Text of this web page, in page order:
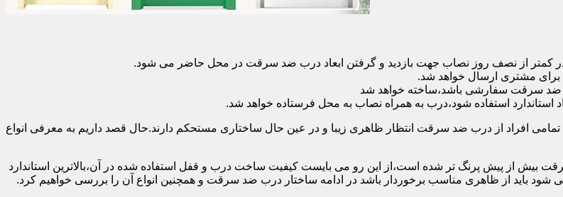
کمتر از نصف روز نصاب جهت بازدید و گرفتن ابعاد درب ضد سرقت در محل حاضر می شود.
برای مشتری ارسال خواهد شد.
ضد سرقت سفارشی باشد،ساخته خواهد شد
استفاده شود،درب به همراه نصاب به محل فرستاده خواهد شد.
افراد از درب ضد سرقت انتظار ظاهری زیبا و در عین حال ساختاری مستحکم دارند.حال قصد داریم به معرفی انواع
از پیش پرنگ تر شده است،از این رو می بایست کیفیت ساخت درب و قفل استفاده شده در آن،بالاترین استاندارد
باید از ظاهری مناسب برخوردار باشد در ادامه ساختار درب ضد سرقت و همچنین انواع آن را بررسی خواهیم کرد.